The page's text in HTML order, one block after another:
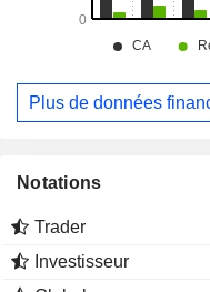
Plus de données
Notations
Trader
Investisseur